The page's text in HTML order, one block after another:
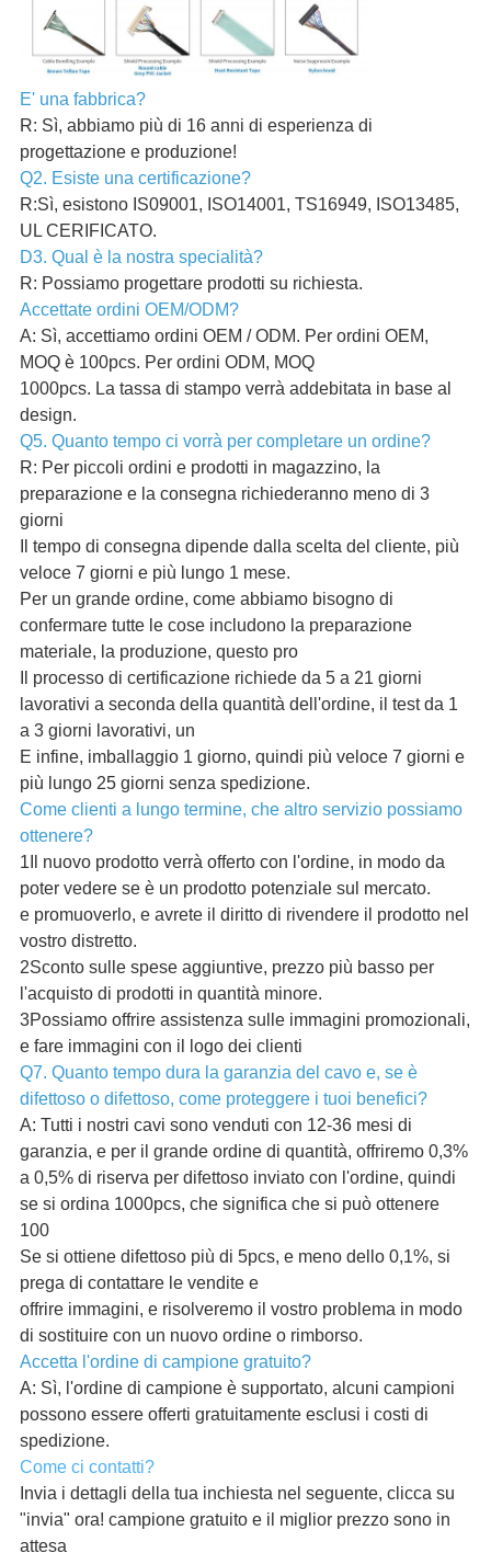
E' una fabbrica?
R: Sì, abbiamo più di 16 anni di esperienza di
progettazione e produzione!
Q2. Esiste una certificazione?
R:Sì, esistono IS09001, ISO14001, TS16949, ISO13485,
UL CERIFICATO.
D3. Qual è la nostra specialità?
R: Possiamo progettare prodotti su richiesta.
Accettate ordini OEM/ODM?
A: Sì, accettiamo ordini OEM / ODM. Per ordini OEM,
MOQ è 100pcs. Per ordini ODM, MOQ
1000pcs. La tassa di stampo verrà addebitata in base al
design.
Q5. Quanto tempo ci vorrà per completare un ordine?
R: Per piccoli ordini e prodotti in magazzino, la
preparazione e la consegna richiederanno meno di 3
giorni
Il tempo di consegna dipende dalla scelta del cliente, più
veloce 7 giorni e più lungo 1 mese.
Per un grande ordine, come abbiamo bisogno di
confermare tutte le cose includono la preparazione
materiale, la produzione, questo pro
Il processo di certificazione richiede da 5 a 21 giorni
lavorativi a seconda della quantità dell'ordine, il test da 1
a 3 giorni lavorativi, un
E infine, imballaggio 1 giorno, quindi più veloce 7 giorni e
più lungo 25 giorni senza spedizione.
Come clienti a lungo termine, che altro servizio possiamo
ottenere?
1Il nuovo prodotto verrà offerto con l'ordine, in modo da
poter vedere se è un prodotto potenziale sul mercato.
e promuoverlo, e avrete il diritto di rivendere il prodotto nel
vostro distretto.
2Sconto sulle spese aggiuntive, prezzo più basso per
l'acquisto di prodotti in quantità minore.
3Possiamo offrire assistenza sulle immagini promozionali,
e fare immagini con il logo dei clienti
Q7. Quanto tempo dura la garanzia del cavo e, se è
difettoso o difettoso, come proteggere i tuoi benefici?
A: Tutti i nostri cavi sono venduti con 12-36 mesi di
garanzia, e per il grande ordine di quantità, offriremo 0,3%
a 0,5% di riserva per difettoso inviato con l'ordine, quindi
se si ordina 1000pcs, che significa che si può ottenere
100
Se si ottiene difettoso più di 5pcs, e meno dello 0,1%, si
prega di contattare le vendite e
offrire immagini, e risolveremo il vostro problema in modo
di sostituire con un nuovo ordine o rimborso.
Accetta l'ordine di campione gratuito?
A: Sì, l'ordine di campione è supportato, alcuni campioni
possono essere offerti gratuitamente esclusi i costi di
spedizione.
Come ci contatti?
Invia i dettagli della tua inchiesta nel seguente, clicca su
"invia" ora! campione gratuito e il miglior prezzo sono in
attesa